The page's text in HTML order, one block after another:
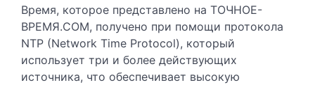
Время, которое представлено на ТОЧНОЕ-
ВРЕМЯ.COM, получено при помощи протокола
NTP (Network Time Protocol), который
использует три и более действующих
источника, что обеспечивает высокую